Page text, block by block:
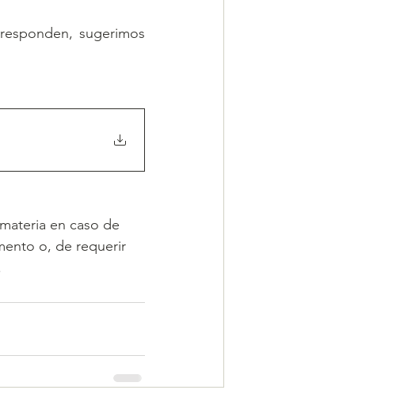
sugerimos
en caso de
o, de requerir